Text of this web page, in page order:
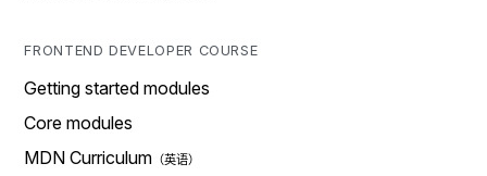
FRONTEND DEVELOPER COURSE
Getting started modules
Core modules
MDN Curriculum